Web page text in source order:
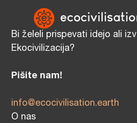
Bi želeli prispevati idejo ali
Ekocivilizacija?
Pišite nam!
info@ecocivilisation.earth
O nas